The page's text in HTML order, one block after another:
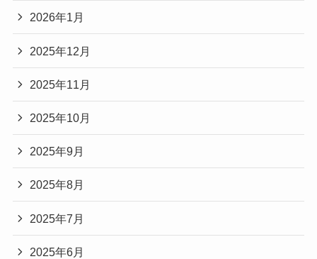
2026年1月
2025年12月
2025年11月
2025年10月
2025年9月
2025年8月
2025年7月
2025年6月